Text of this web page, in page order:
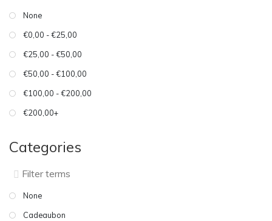
None
€0,00 - €25,00
€25,00 - €50,00
€50,00 - €100,00
€100,00 - €200,00
€200,00+
Categories
None
Cadeaubon